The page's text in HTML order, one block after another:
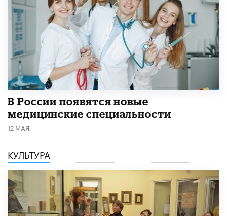
В России появятся новые
медицинские специальности
12 МАЯ
КУЛЬТУРА